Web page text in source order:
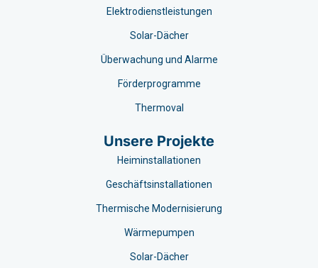
Elektrodienstleistungen
Solar-Dächer
Überwachung und Alarme
Förderprogramme
Thermoval
Unsere Projekte
Heiminstallationen
Geschäftsinstallationen
Thermische Modernisierung
Wärmepumpen
Solar-Dächer